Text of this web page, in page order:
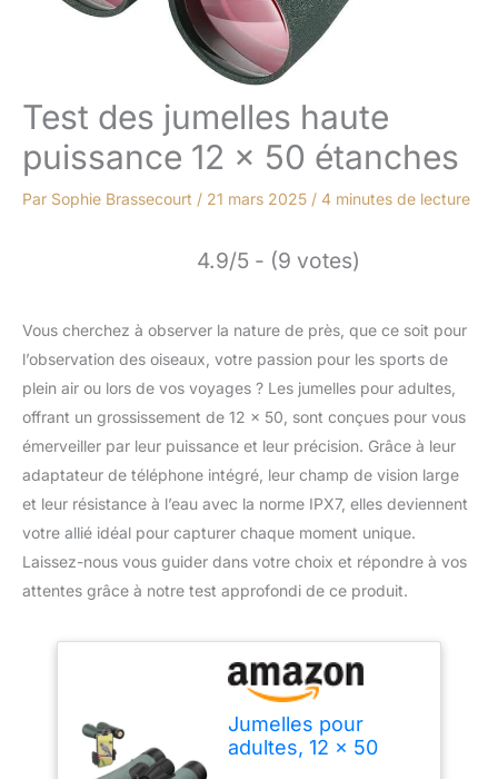
Test des jumelles haute
puissance 12 x 50 étanches
Par Sophie Brassecourt / 21 mars 2025 / 4 minutes de lecture
4.9/5 - (9 votes)
Vous cherchez à observer la nature de près, que ce soit pour
l’observation des oiseaux, votre passion pour les sports de
plein air ou lors de vos voyages ? Les jumelles pour adultes,
offrant un grossissement de 12 x 50, sont conçues pour vous
émerveiller par leur puissance et leur précision. Grâce à leur
adaptateur de téléphone intégré, leur champ de vision large
et leur résistance à l’eau avec la norme IPX7, elles deviennent
votre allié idéal pour capturer chaque moment unique.
Laissez-nous vous guider dans votre choix et répondre à vos
attentes grâce à notre test approfondi de ce produit.
Jumelles pour
adultes, 12 x 50